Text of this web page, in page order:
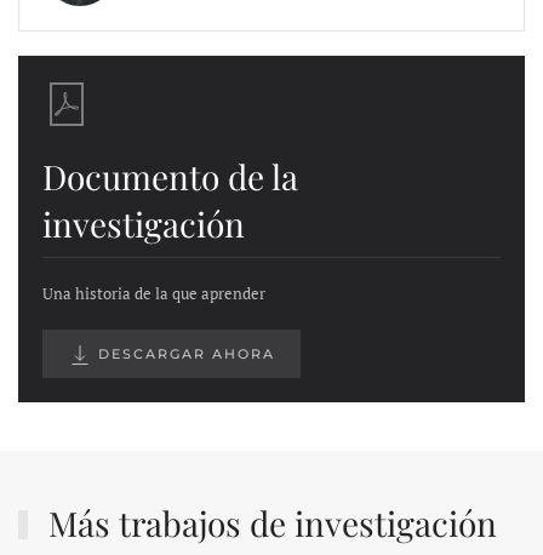
Documento de la
investigación
Una historia de la que aprender
DESCARGAR AHORA
Más trabajos de investigación